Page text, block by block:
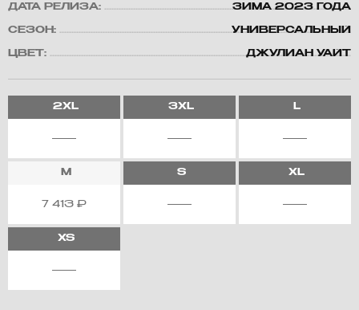
ДАТА РЕЛИЗА: ЗИМА 2023 ГОДА
СЕЗОН: УНИВЕРСАЛЬНЫЙ
ЦВЕТ: ДЖУЛИАН УАЙТ
2XL 3XL L
M
7 413 ₽
S XL
XS